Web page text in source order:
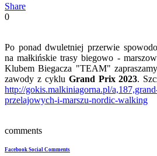
Share
0
Po ponad dwuletniej przerwie
na małkińskie trasy biegowo -
Klubem Biegacza "TEAM"
zawody z cyklu Grand Prix 2023.
http://gokis.malkiniagorna.pl/
przelajowych-i-marszu-nordic-walking
comments
Facebook Social Comments